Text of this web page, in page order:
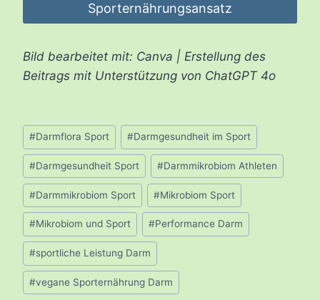
Sporternährungsansatz
Bild bearbeitet mit: Canva | Erstellung des
Beitrags mit Unterstützung von ChatGPT 4o
Schlagworte:
#Darmflora Sport #Darmgesundheit im Sport
#Darmgesundheit Sport #Darmmikrobiom Athleten
#Darmmikrobiom Sport #Mikrobiom Sport
#Mikrobiom und Sport #Performance Darm
#sportliche Leistung Darm
#vegane Sporternährung Darm